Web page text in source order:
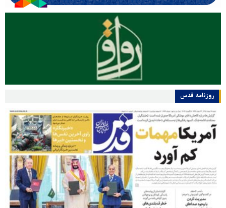
روزنامه قدس